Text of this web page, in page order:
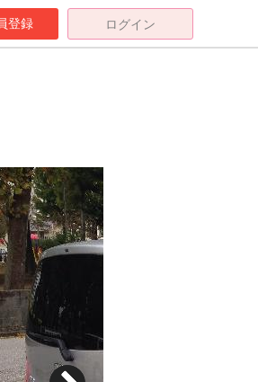
登録 ログイン